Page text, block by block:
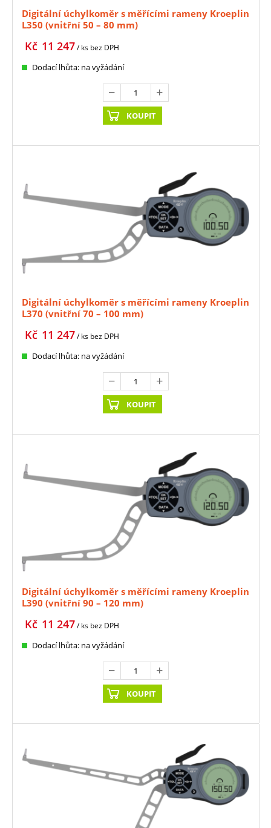
Digitální úchylkoměr s měřícími rameny Kroeplin
L350 (vnitřní 50 – 80 mm)
11 247
Kč / ks bez DPH
Dodací lhůta: na vyžádání
KOUPIT
Digitální úchylkoměr s měřícími rameny Kroeplin
L370 (vnitřní 70 – 100 mm)
11 247
Kč / ks bez DPH
Dodací lhůta: na vyžádání
KOUPIT
Digitální úchylkoměr s měřícími rameny Kroeplin
L390 (vnitřní 90 – 120 mm)
11 247
Kč / ks bez DPH
Dodací lhůta: na vyžádání
KOUPIT